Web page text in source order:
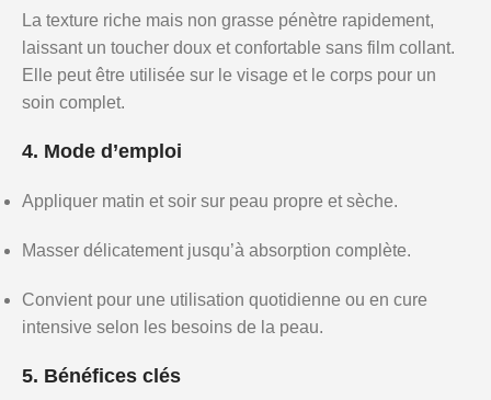
La texture riche mais non grasse pénètre rapidement,
laissant un toucher doux et confortable sans film collant.
Elle peut être utilisée sur le visage et le corps pour un
soin complet.
4. Mode d’emploi
Appliquer matin et soir sur peau propre et sèche.
Masser délicatement jusqu’à absorption complète.
Convient pour une utilisation quotidienne ou en cure
intensive selon les besoins de la peau.
5. Bénéfices clés